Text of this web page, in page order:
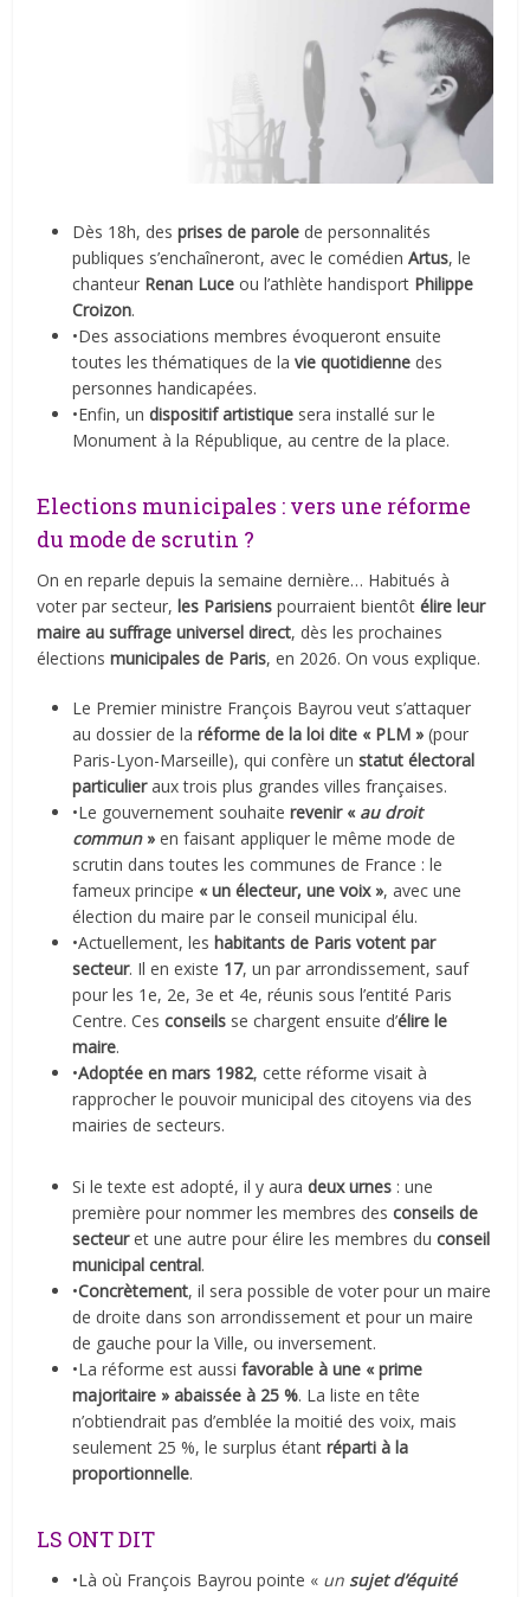
Dès 18h, desprises de parole de personnalités
publiques s’enchaîneront, avec le comédienArtus, le
chanteur Renan Luce ou l’athlète handisport Philippe
Croizon.
•Des associations membres évoqueront ensuite
toutes les thématiques de la vie quotidienne des
personnes handicapées.
•Enfin, undispositif artistique sera installé sur le
Monument à la République, au centre de la place.
Elections municipales : vers une réforme
du mode de scrutin ?
On en reparle depuis la semaine dernière… Habitués à
voter par secteur,les Parisiens pourraient bientôtélire leur
maire au suffrage universel direct, dès les prochaines
électionsmunicipales de Paris, en 2026. On vous explique.
Le Premier ministre François Bayrou veut s’attaquer
au dossier de laréforme de la loi dite « PLM » (pour
Paris-Lyon-Marseille), qui confère unstatut électoral
particulieraux trois plus grandes villes françaises.
•Le gouvernement souhaiterevenir « au droit
commun » en faisant appliquer le même mode de
scrutin dans toutes les communes de France : le
fameux principe « un électeur, une voix », avec une
élection du maire par le conseil municipal élu.
•Actuellement, leshabitants de Paris votent par
secteur. Il en existe 17, un par arrondissement, sauf
pour les 1e, 2e, 3e et 4e, réunis sous l’entité Paris
Centre. Cesconseils se chargent ensuite d’élire le
maire.
•Adoptée en mars 1982, cette réforme visait à
rapprocher le pouvoir municipal des citoyens via des
mairies de secteurs.
Si le texte est adopté, il y auradeux urnes : une
première pour nommer les membres desconseils de
secteuret une autre pour élire les membres duconseil
municipal central.
•Concrètement, il sera possible de voter pour un maire
de droite dans son arrondissement et pour un maire
de gauche pour la Ville, ou inversement.
•La réforme est aussifavorable à une « prime
majoritaire » abaissée à 25 %. La liste en tête
n’obtiendrait pas d’emblée la moitié des voix, mais
seulement 25 %, le surplus étantréparti à la
proportionnelle.
LS ONT DIT
•Là où François Bayrou pointe « un sujet d’équité